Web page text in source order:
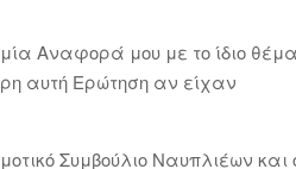
Αναφορά μου με το ίδιο θέμα
αυτή Ερώτηση αν είχαν
Συμβούλιο Ναυπλιέων και